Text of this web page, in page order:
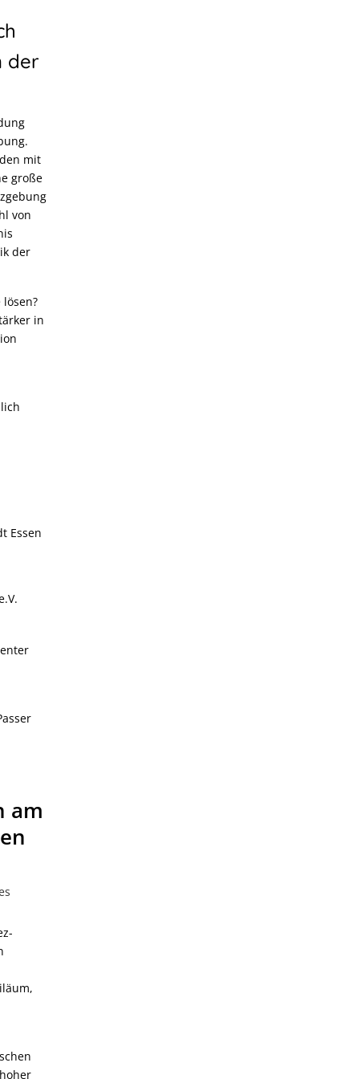
der
mit
große
von
der
in
Essen
am